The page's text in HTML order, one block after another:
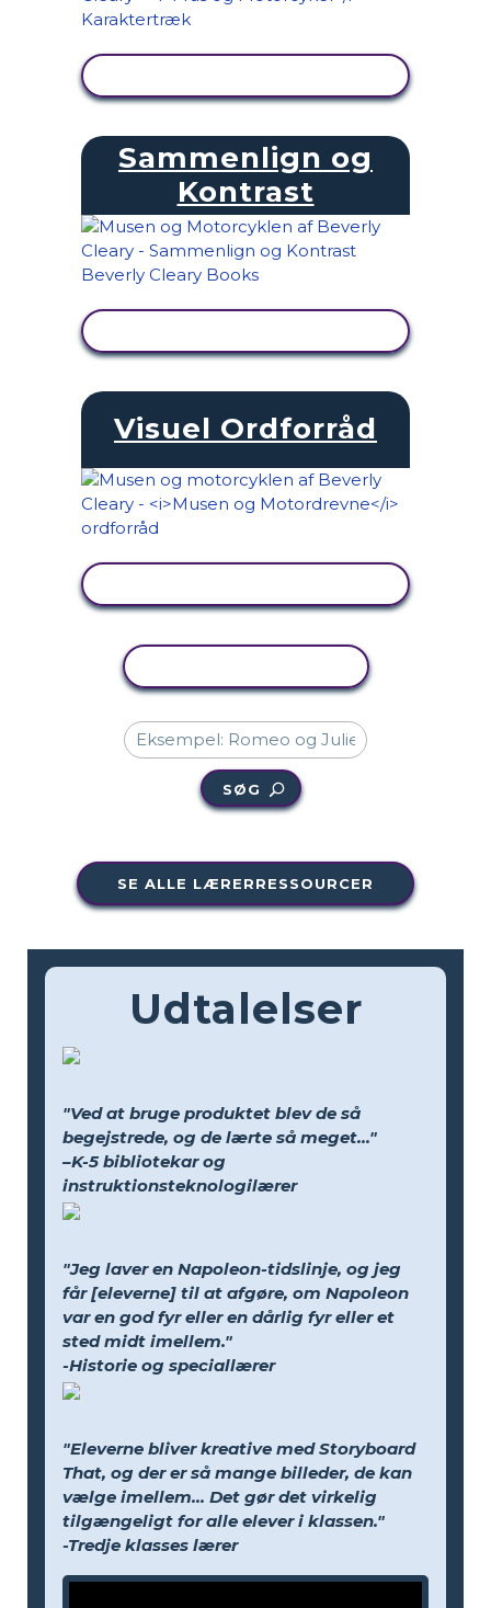
Sammenlign og
Kontrast
Visuel Ordforråd
SØG
SE ALLE LÆRERRESSOURCER
Udtalelser
"Ved at bruge produktet blev de så
begejstrede, og de lærte så meget..."
–K-5 bibliotekar og
instruktionsteknologilærer
"Jeg laver en Napoleon-tidslinje, og jeg
får [eleverne] til at afgøre, om Napoleon
var en god fyr eller en dårlig fyr eller et
sted midt imellem."
-Historie og speciallærer
"Eleverne bliver kreative med Storyboard
That, og der er så mange billeder, de kan
vælge imellem... Det gør det virkelig
tilgængeligt for alle elever i klassen."
-Tredje klasses lærer